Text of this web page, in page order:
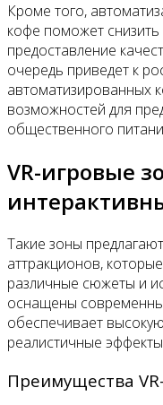
Кроме того,
кофе поможет снизить
предоставление
очередь приведет к
автоматизированных
возможностей для
общественного
VR-игровые
Такие зоны
аттракционов,
различные сюжеты и
оснащены
обеспечивает
реалистичные
Преимущества